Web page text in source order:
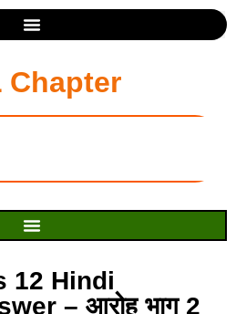
Chapter
12 Hindi
– आरोह भाग 2